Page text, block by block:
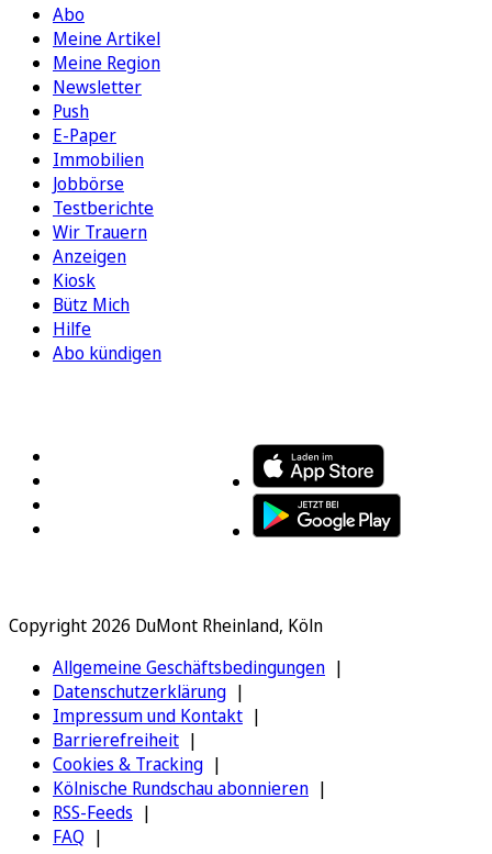
Abo
Meine Artikel
Meine Region
Newsletter
Push
E-Paper
Immobilien
Jobbörse
Testberichte
Wir Trauern
Anzeigen
Kiosk
Bütz Mich
Hilfe
Abo kündigen
Copyright 2026 DuMont Rheinland, Köln
Allgemeine Geschäftsbedingungen
Datenschutzerklärung
Impressum und Kontakt
Barrierefreiheit
Cookies & Tracking
Kölnische Rundschau abonnieren
RSS-Feeds
FAQ